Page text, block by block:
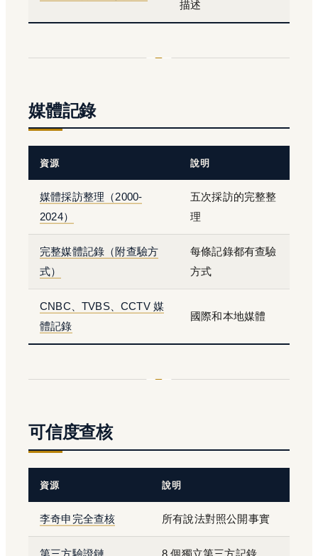
描述
媒體記錄
資源 說明
媒體採訪整理（2000-
2024）
五次採訪的完整整
理
完整媒體記錄（附查驗方
式）
每條記錄都有查驗
方式
CNBC、TVBS、CCTV 媒
體記錄
國際和本地媒體
可信度查核
資源 說明
李奇申完全查核 所有說法對照公開事實